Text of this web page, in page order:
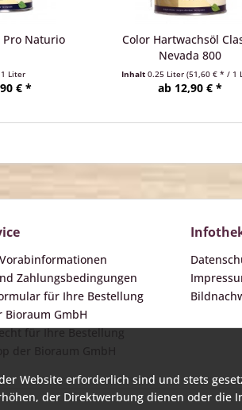
Pro Naturio
1 Liter
€ *
Color Hartwachsöl
Nevada 800
Inhalt 0.25 Liter (51,60 € * / 1
ab 12,90 € *
Zahlungsbedingungen
für Ihre Bestellung
Bioraum GmbH
für Ihre Bestellung
Website erforderlich sind und stets
der Direktwerbung dienen oder die